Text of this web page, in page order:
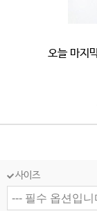
오늘 마지
사이즈